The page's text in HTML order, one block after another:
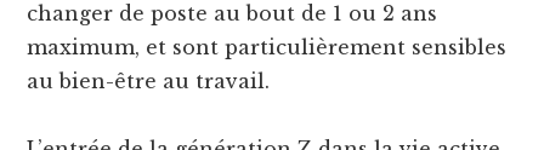
changer de poste au bout de 1 ou 2 ans
maximum, et sont particulièrement sensibles
au bien-être au travail.